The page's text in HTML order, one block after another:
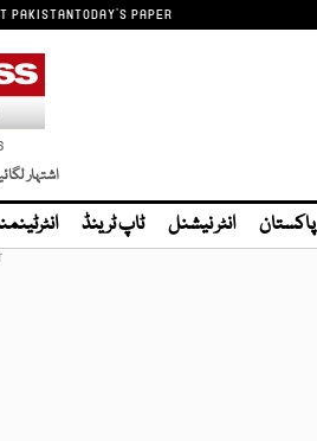
PAKISTANTODAY'S PAPER
اشتہار
پاکستان انٹر نیشنل ٹاپ ٹرینڈ